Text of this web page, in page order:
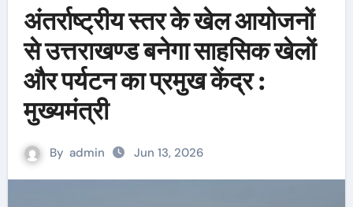
अंतर्राष्ट्रीय स्तर के खेल आयोजनों
से उत्तराखण्ड बनेगा साहसिक खेलों
और पर्यटन का प्रमुख केंद्र :
मुख्यमंत्री
By admin Jun 13, 2026